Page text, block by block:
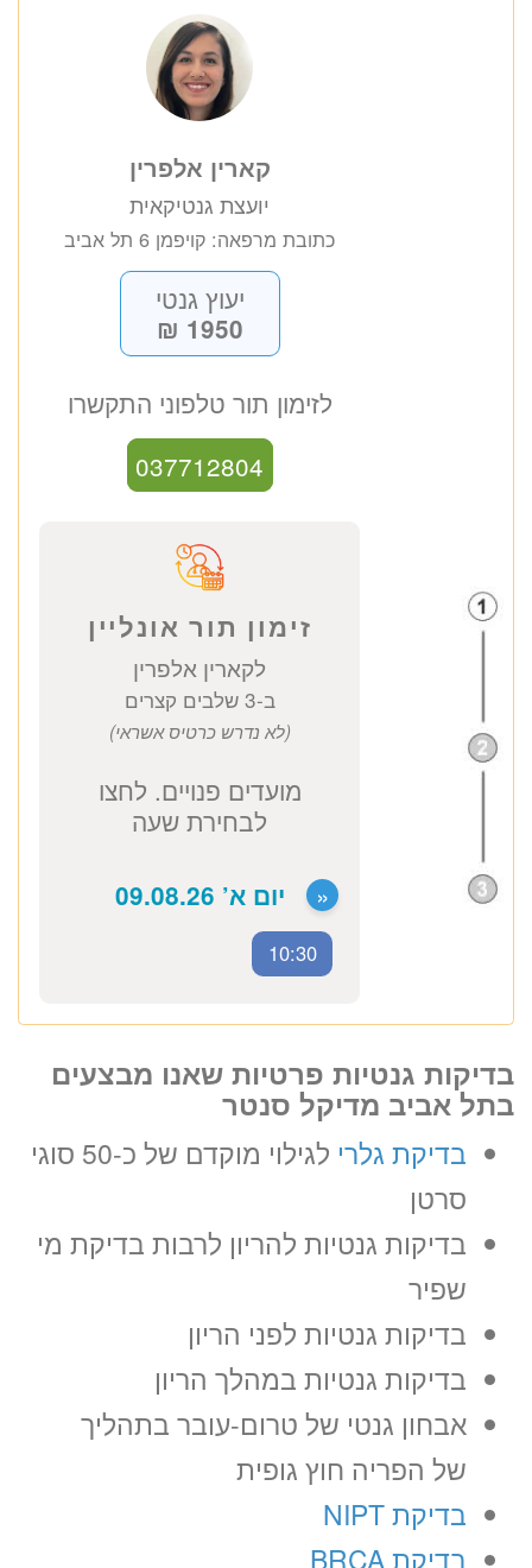
קארין אלפרין
יועצת גנטיקאית
כתובת מרפאה: קויפמן 6 תל אביב
יעוץ גנטי
1950 ₪
לזימון תור טלפוני התקשרו
זימון תור אונליין
ב-3 שלבים קצרים
מועדים פנויים. לחצו
לבחירת שעה
« יום א’ 09.08.26
10:30
בדיקות גנטיות פרטיות שאנו מבצעים
בתל אביב מדיקל סנטר
בדיקת גלרי
לגילוי מוקדם של כ-50 סוגי
סרטן
בדיקות גנטיות להריון לרבות בדיקת מי
שפיר
בדיקות גנטיות לפני הריון
בדיקות גנטיות במהלך הריון
אבחון גנטי של טרום-עובר בתהליך
של הפריה חוץ גופית
בדיקת NIPT
בדיקת BRCA